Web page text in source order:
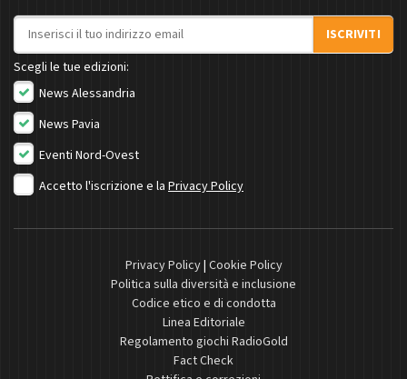
Indirizzo email
ISCRIVITI
Scegli le tue edizioni:
News Alessandria
News Pavia
Eventi Nord-Ovest
Accetto l'iscrizione e la Privacy Policy
Privacy Policy| Cookie Policy
Politica sulla diversità e inclusione
Codice etico e di condotta
Linea Editoriale
Regolamento giochi RadioGold
Fact Check